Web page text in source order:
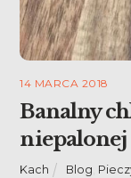
14 MARCA 2018
Banalny
niepalonej
Kach Blog